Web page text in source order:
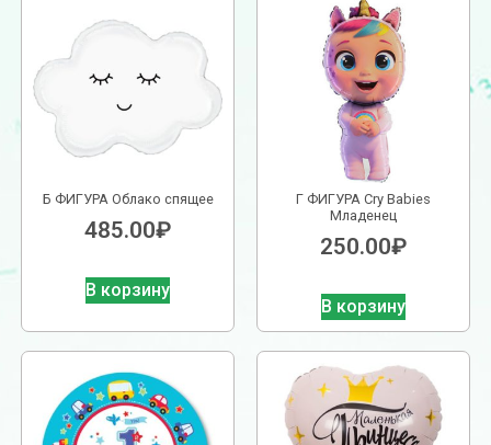
Б ФИГУРА Облако спящее
485.00₽
В корзину
Г ФИГУРА Cry Babies
Младенец
250.00₽
В корзину